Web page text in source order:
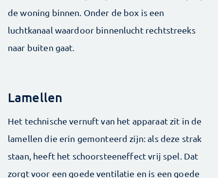
de woning binnen. Onder de box is een
luchtkanaal waardoor binnenlucht rechtstreeks
naar buiten gaat.
Lamellen
Het technische vernuft van het apparaat zit in de
lamellen die erin gemonteerd zijn: als deze strak
staan, heeft het schoorsteeneffect vrij spel. Dat
zorgt voor een goede ventilatie en is een goede